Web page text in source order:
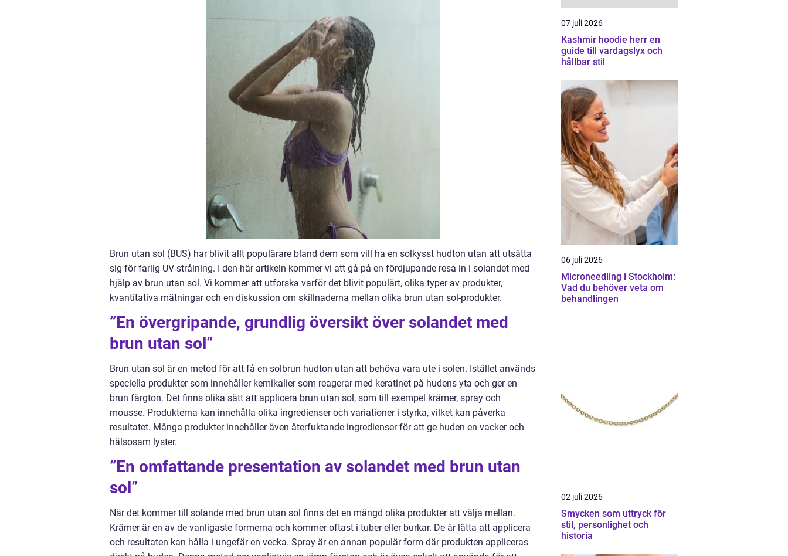
Brun utan sol (BUS) har blivit allt populärare bland dem som vill ha en solkysst hudton utan att utsätta
sig för farlig UV-strålning. I den här artikeln kommer vi att gå på en fördjupande resa in i solandet med
hjälp av brun utan sol. Vi kommer att utforska varför det blivit populärt, olika typer av produkter,
kvantitativa mätningar och en diskussion om skillnaderna mellan olika brun utan sol-produkter.
”En övergripande, grundlig översikt över solandet med
brun utan sol”
Brun utan sol är en metod för att få en solbrun hudton utan att behöva vara ute i solen. Istället används
speciella produkter som innehåller kemikalier som reagerar med keratinet på hudens yta och ger en
brun färgton. Det finns olika sätt att applicera brun utan sol, som till exempel krämer, spray och
mousse. Produkterna kan innehålla olika ingredienser och variationer i styrka, vilket kan påverka
resultatet. Många produkter innehåller även återfuktande ingredienser för att ge huden en vacker och
hälsosam lyster.
”En omfattande presentation av solandet med brun utan
sol”
När det kommer till solande med brun utan sol finns det en mängd olika produkter att välja mellan.
Krämer är en av de vanligaste formerna och kommer oftast i tuber eller burkar. De är lätta att applicera
och resultaten kan hålla i ungefär en vecka. Spray är en annan populär form där produkten appliceras
07 juli 2026
Kashmir hoodie herr en
guide till vardagslyx och
hållbar stil
06 juli 2026
Microneedling i Stockholm:
Vad du behöver veta om
behandlingen
02 juli 2026
Smycken som uttryck för
stil, personlighet och
historia